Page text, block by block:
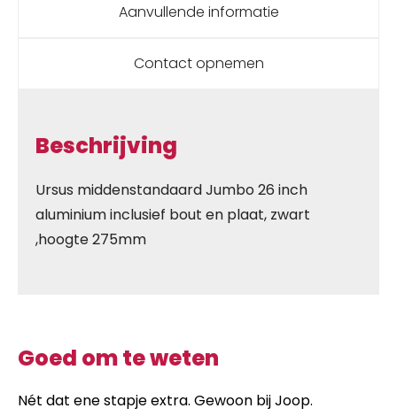
Aanvullende informatie
Contact opnemen
Beschrijving
Ursus middenstandaard Jumbo 26 inch
aluminium inclusief bout en plaat, zwart
,hoogte 275mm
Goed om te weten
Nét dat ene stapje extra. Gewoon bij Joop.